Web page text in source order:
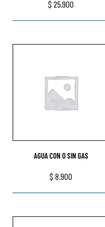
$25.900
AGUA CON O SIN GAS
$ 8.900